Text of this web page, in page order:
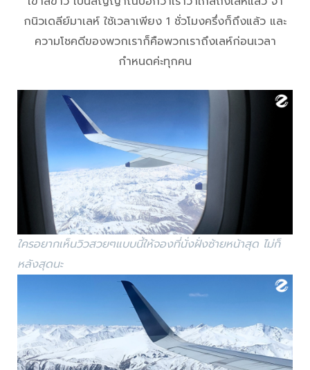
กนิวเดลีย์มาเลห์ ใช้เวลาเพียง 1 ชั่วโมงครึ่งก็ถึงแล้ว และ
ความโชคดีของพวกเราก็คือพวกเราถึงเลห์ก่อนเวลา
กำหนดค่ะทุกคน
ใครอยากเห็นวิวสวยๆแบบนี้ให้จองที่นั่งฝั่งซ้ายหน้าสุด ไม่ก็
หลังสุดนะ